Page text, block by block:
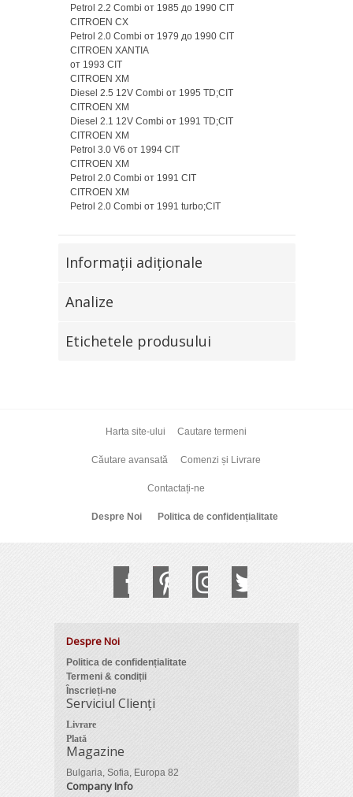
Petrol 2.2 Combi от 1985 до 1990 CIT
CITROEN CX
Petrol 2.0 Combi от 1979 до 1990 CIT
CITROEN XANTIA
от 1993 CIT
CITROEN XM
Diesel 2.5 12V Combi от 1995 TD;CIT
CITROEN XM
Diesel 2.1 12V Combi от 1991 TD;CIT
CITROEN XM
Petrol 3.0 V6 от 1994 CIT
CITROEN XM
Petrol 2.0 Combi от 1991 CIT
CITROEN XM
Petrol 2.0 Combi от 1991 turbo;CIT
Informaţii adiţionale
Analize
Etichetele produsului
Harta site-ului Cautare termeni
Căutare avansată Comenzi și Livrare
Contactați-ne
Despre Noi Politica de confidențialitate
Despre Noi
Politica de confidențialitate
Termeni & condiții
Înscrieți-ne
Serviciul Clienți
Livrare
Plată
Magazine
Bulgaria, Sofia, Europa 82
Company Info